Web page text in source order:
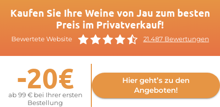
Kaufen Sie Ihre Weine von Jau zum besten
Preis im Privatverkauf!
Bewertete Website 21.487 Bewertungen
-20€
ab 99 € bei Ihrer ersten
Bestellung
Hier geht’s zu den
Angeboten!